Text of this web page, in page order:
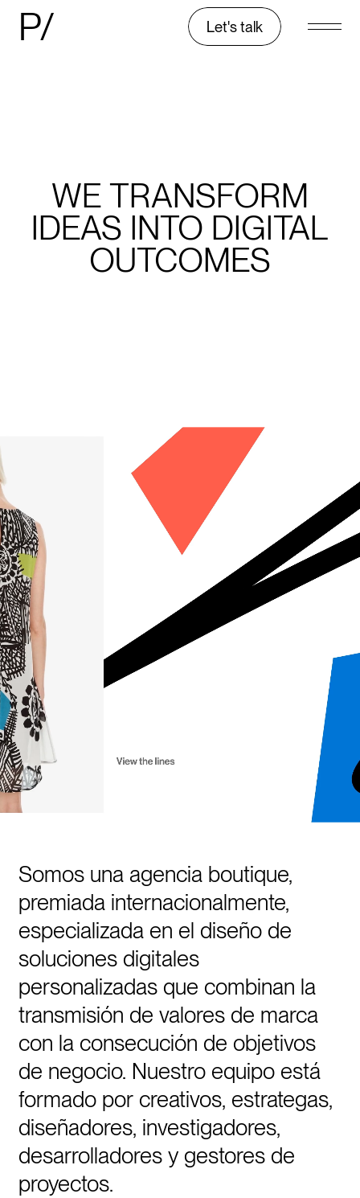
P/ Let's talk
WE TRANSFORM
IDEAS INTO DIGITAL
OUTCOMES
Somos una agencia boutique,
premiada internacionalmente,
especializada en el diseño de
soluciones digitales
personalizadas que combinan la
transmisión de valores de marca
con la consecución de objetivos
de negocio. Nuestro equipo está
formado por creativos, estrategas,
diseñadores, investigadores,
desarrolladores y gestores de
proyectos.